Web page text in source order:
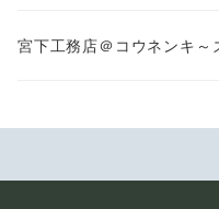
宮下工務店＠コウネンキ～